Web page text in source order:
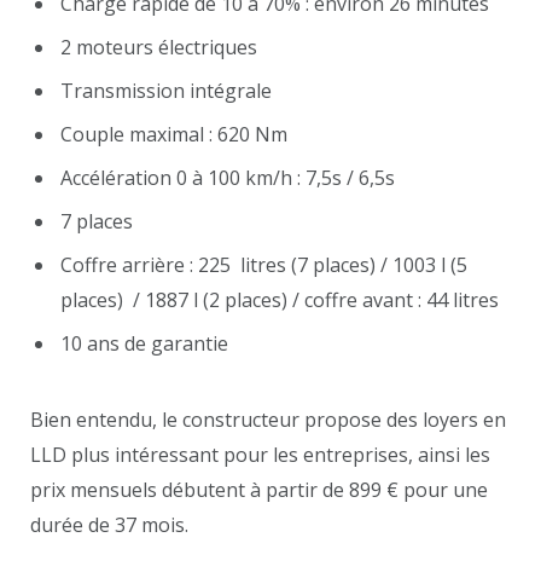
2 moteurs électriques
Transmission intégrale
Couple maximal : 620 Nm
Accélération 0 à 100 km/h : 7,5s / 6,5s
7 places
Coffre arrière : 225 litres (7 places) / 1003 l (5
places) / 1887 l (2 places) / coffre avant : 44 litres
10 ans de garantie
Bien entendu, le constructeur propose des loyers en
LLD plus intéressant pour les entreprises, ainsi les
prix mensuels débutent à partir de 899 € pour une
durée de 37 mois.